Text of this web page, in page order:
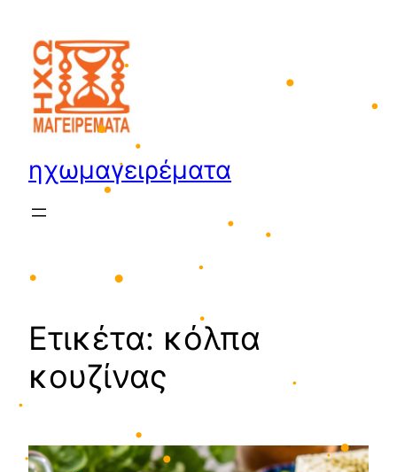
•
•
•
περιεχόμενο
ηχωμαγειρέματα
Ετικέτα: κόλπα
κουζίνας